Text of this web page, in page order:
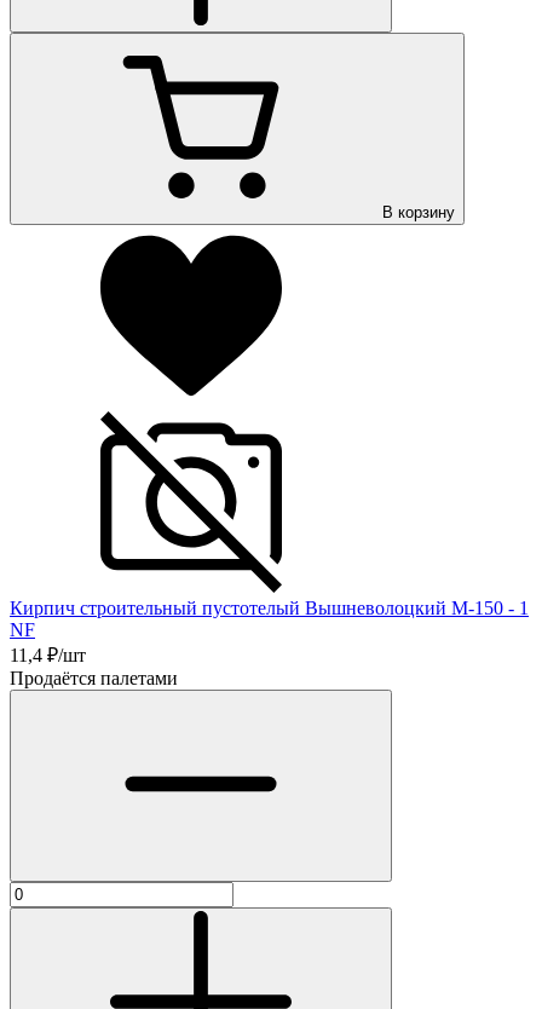
В корзину
Кирпич строительный пустотелый Вышневолоцкий М-150 - 1
NF
11,4 ₽/шт
Продаётся палетами